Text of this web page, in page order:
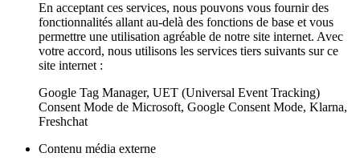
En acceptant ces services, nous pouvons vous fournir des
fonctionnalités allant au-delà des fonctions de base et vous
permettre une utilisation agréable de notre site internet. Avec
votre accord, nous utilisons les services tiers suivants sur ce
site internet :
Google Tag Manager, UET (Universal Event Tracking)
Consent Mode de Microsoft, Google Consent Mode, Klarna,
Freshchat
Contenu média externe